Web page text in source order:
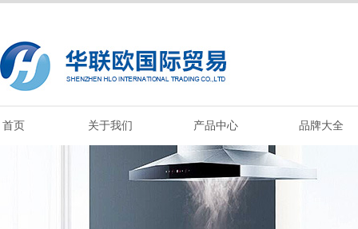
首页 关于我们 产品中心 品牌大全